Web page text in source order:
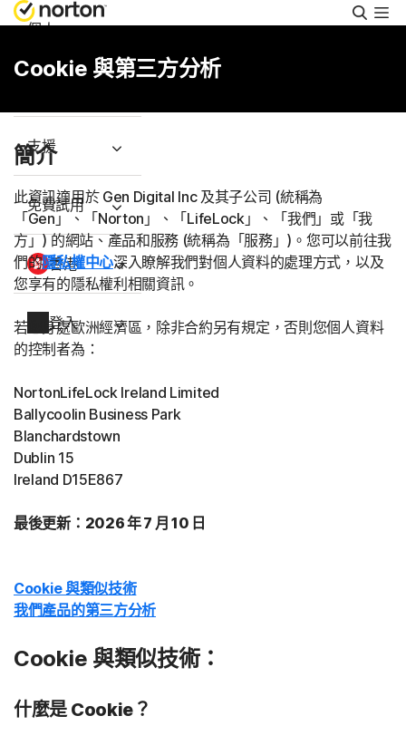
搜
尋
個人
支援
免費試用
香港
登入
Cookie 與第三方分析
簡介
此資訊適用於 Gen Digital Inc 及其子公司 (統稱為
「Gen」、「Norton」、「LifeLock」、「我們」或「我
方」) 的網站、產品和服務 (統稱為「服務」)。您可以前往我
們的隱私權中心深入瞭解我們對個人資料的處理方式，以及
您享有的隱私權利相關資訊。
若您身處歐洲經濟區，除非合約另有規定，否則您個人資料
的控制者為：
NortonLifeLock Ireland Limited
Ballycoolin Business Park
Blanchardstown
Dublin 15
Ireland D15E867
最後更新：2026 年 7 月 10 日
Cookie 與類似技術
我們產品的第三方分析
Cookie 與類似技術：
什麼是 Cookie？